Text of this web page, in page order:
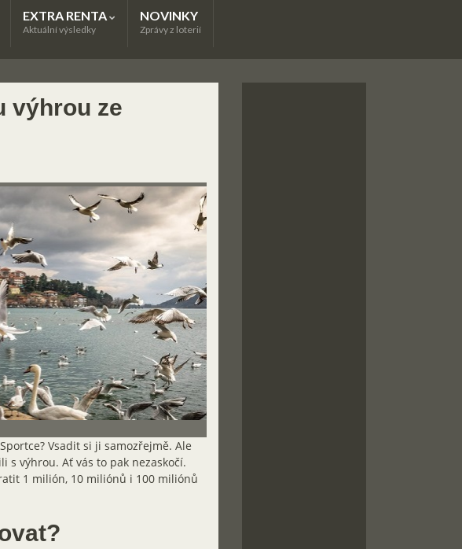
EXTRA RENTA
Aktuální výsledky
NOVINKY
Zprávy z loterií
výhrou ze
Vsadit si ji samozřejmě. Ale
s výhrou. Ať vás to pak nezaskočí.
1 milión, 10 miliónů i 100 miliónů